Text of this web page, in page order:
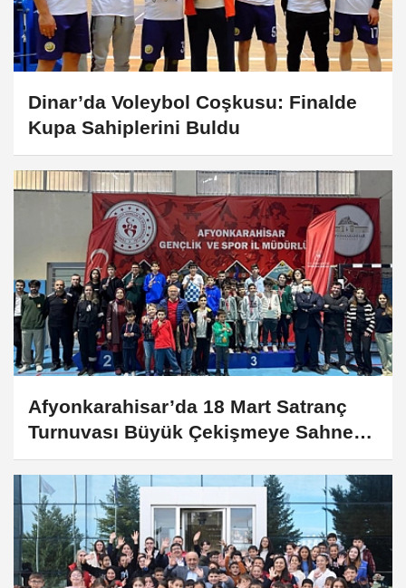
Dinar’da Voleybol Coşkusu: Finalde
Kupa Sahiplerini Buldu
Afyonkarahisar’da 18 Mart Satranç
Turnuvası Büyük Çekişmeye Sahne
Oldu